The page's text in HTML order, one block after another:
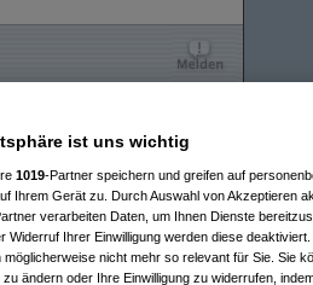
10:52:44)
11:01:21)
11:27:44)
14:15:42)
14:17:28)
am 15.01.2007, 12:42:30)
ist uns wichtig
1019-Partner speichern und greifen auf
Ihrem Gerät zu. Durch Auswahl von Akzeptieren
verarbeiten Daten, um Ihnen Dienste
Widerruf Ihrer Einwilligung werden diese
möglicherweise nicht mehr so relevant für Sie. Sie
zu ändern oder Ihre Einwilligung zu widerrufen,